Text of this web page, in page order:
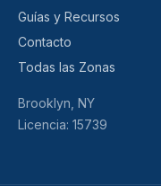
Guías y Recursos
Contacto
Todas las Zonas
Brooklyn, NY
Licencia: 15739